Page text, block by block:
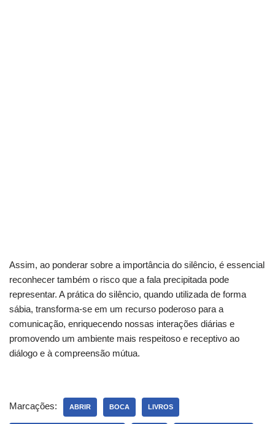
Assim, ao ponderar sobre a importância do silêncio, é essencial
reconhecer também o risco que a fala precipitada pode
representar. A prática do silêncio, quando utilizada de forma
sábia, transforma-se em um recurso poderoso para a
comunicação, enriquecendo nossas interações diárias e
promovendo um ambiente mais respeitoso e receptivo ao
diálogo e à compreensão mútua.
Marcações: ABRIR BOCA LIVROS